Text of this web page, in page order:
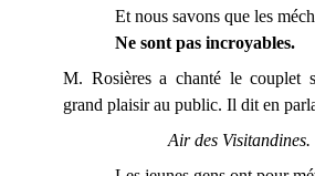
Et nous savons que les
Ne sont pas incroyables.
M. Rosières a chanté le couplet
grand plaisir au public. Il dit en
Air des Visitandines.